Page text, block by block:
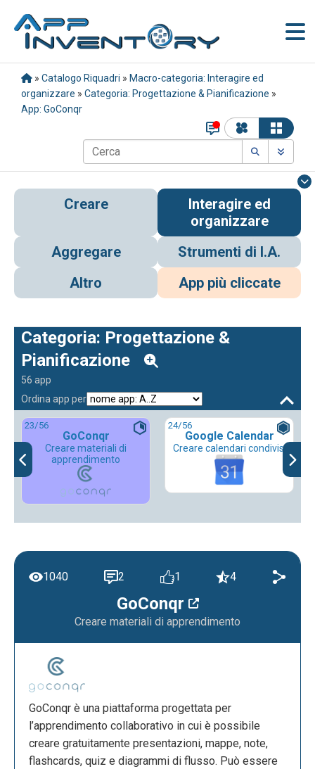
» Catalogo Riquadri » Macro-categoria: Interagire ed
organizzare » Categoria: Progettazione & Pianificazione »
App: GoConqr
Creare
Interagire ed
organizzare
Aggregare
Strumenti di I.A.
Altro
App più cliccate
Categoria: Progettazione &
Pianificazione
56 app
Ordina app per
23/56
GoConqr
Creare materiali di
apprendimento
24/56
Google Calendar
Creare calendari condivisi
GoConqr
Creare materiali di apprendimento
1040 2 1 4
GoConqr è una piattaforma progettata per
l’apprendimento collaborativo in cui è possibile
creare gratuitamente presentazioni, mappe, note,
flashcards, quiz e diagrammi di flusso. Può essere